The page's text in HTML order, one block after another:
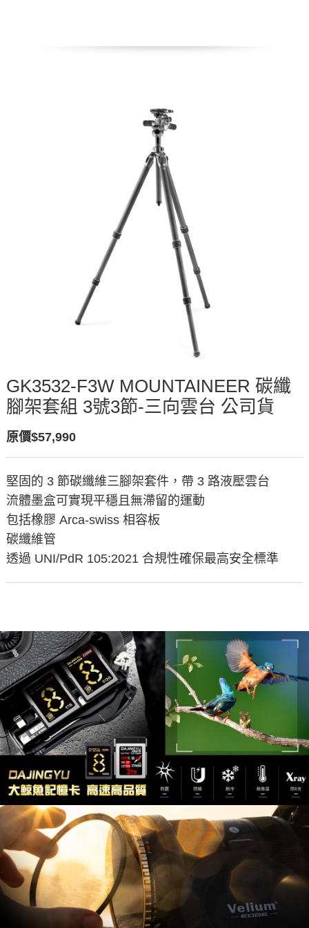
GK3532-F3W MOUNTAINEER 碳纖
腳架套組 3號3節-三向雲台 公司貨
原價$57,990
堅固的 3 節碳纖維三腳架套件，帶 3 路液壓雲台
流體墨盒可實現平穩且無滯留的運動
包括橡膠 Arca-swiss 相容板
碳纖維管
透過 UNI/PdR 105:2021 合規性確保最高安全標準